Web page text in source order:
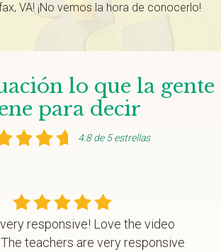
VA! ¡No vemos la hora de conocerlo!
lo que la gente
para decir
4.8 de 5 estrellas
responsive! Love the video
teachers are very responsive